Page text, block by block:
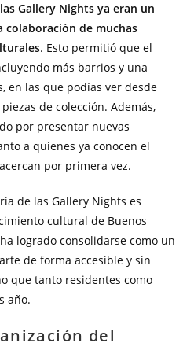
Gallery Nights ya eran un
colaboración de muchas
. Esto permitió que el
más barrios y una
en las que podías ver desde
de colección. Además,
por presentar nuevas
a quienes ya conocen el
por primera vez.
de las Gallery Nights es
cultural de Buenos
logrado consolidarse como un
de forma accesible y sin
que tanto residentes como
año.
del